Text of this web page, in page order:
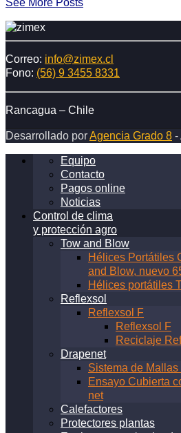
See More Posts
Correo: info@zimex.cl
Fono: (56) 9 3455 8331
Rancagua – Chile
Desarrollado porAgencia Grado 8 -
Equipo
Contacto
Pagos online
Noticias
Control de clima
y protección agro
Tow and Blow
Hélices Portátiles
and Blow, nuevo
Hélices portátiles
Reflexsol
Reflexsol F
Reflexsol F
Reciclaje
Drapenet
Sistema de
Ensayo Cubierta
net
Calefactores
Protectores plantas